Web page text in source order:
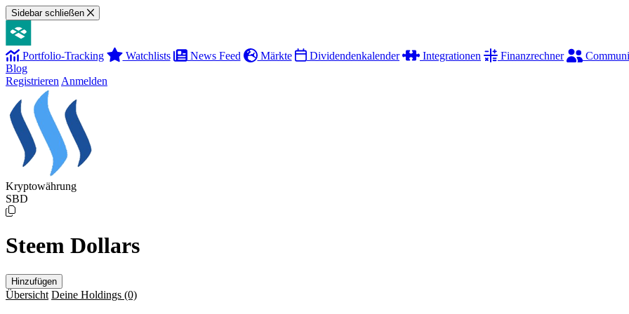
Sidebar schließen
Portfolio-Tracking Watchlists News Feed Märkte Dividendenkalender Integrationen Finanzrechner
Blog
Registrieren Anmelden
Kryptowährung
SBD
Steem Dollars
Hinzufügen
Übersicht Deine Holdings (0)